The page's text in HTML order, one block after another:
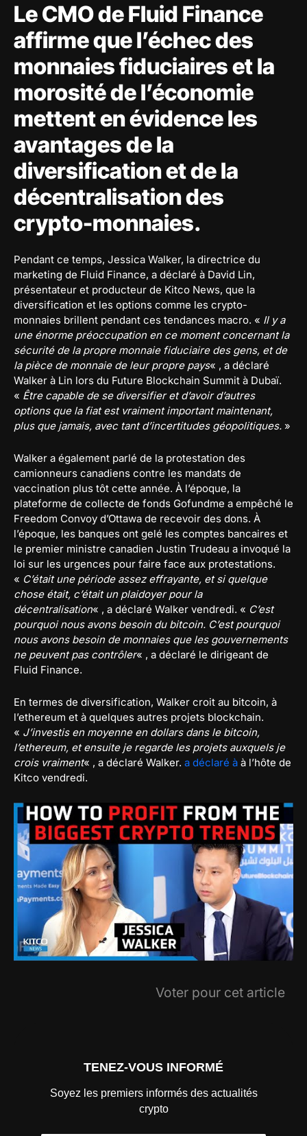
Le CMO de Fluid Finance
affirme que l’échec des
monnaies fiduciaires et la
morosité de l’économie
mettent en évidence les
avantages de la
diversification et de la
décentralisation des
crypto-monnaies.
Pendant ce temps, Jessica Walker, la directrice du
marketing de Fluid Finance, a déclaré à David Lin,
présentateur et producteur de Kitco News, que la
diversification et les options comme les crypto-
monnaies brillent pendant ces tendances macro. « Il y a
une énorme préoccupation en ce moment concernant la
sécurité de la propre monnaie fiduciaire des gens, et de
la pièce de monnaie de leur propre pays« , a déclaré
Walker à Lin lors du Future Blockchain Summit à Dubaï.
« Être capable de se diversifier et d’avoir d’autres
options que la fiat est vraiment important maintenant,
plus que jamais, avec tant d’incertitudes géopolitiques. »
Walker a également parlé de la protestation des
camionneurs canadiens contre les mandats de
vaccination plus tôt cette année. À l’époque, la
plateforme de collecte de fonds Gofundme a empêché le
Freedom Convoy d’Ottawa de recevoir des dons. À
l’époque, les banques ont gelé les comptes bancaires et
le premier ministre canadien Justin Trudeau a invoqué la
loi sur les urgences pour faire face aux protestations.
« C’était une période assez effrayante, et si quelque
chose était, c’était un plaidoyer pour la
décentralisation« , a déclaré Walker vendredi. « C’est
pourquoi nous avons besoin du bitcoin. C’est pourquoi
nous avons besoin de monnaies que les gouvernements
ne peuvent pas contrôler« , a déclaré le dirigeant de
Fluid Finance.
En termes de diversification, Walker croit au bitcoin, à
l’ethereum et à quelques autres projets blockchain.
« J’investis en moyenne en dollars dans le bitcoin,
l’ethereum, et ensuite je regarde les projets auxquels je
crois vraiment« , a déclaré Walker. a déclaré à à l’hôte de
Kitco vendredi.
Voter pour cet article
TENEZ-VOUS INFORMÉ
Soyez les premiers informés des actualités
crypto